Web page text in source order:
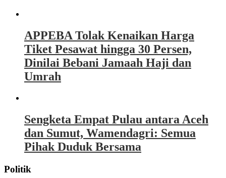
APPEBA Tolak Kenaikan Harga
Tiket Pesawat hingga 30 Persen,
Dinilai Bebani Jamaah Haji dan
Umrah
Sengketa Empat Pulau antara Aceh
dan Sumut, Wamendagri: Semua
Pihak Duduk Bersama
Politik